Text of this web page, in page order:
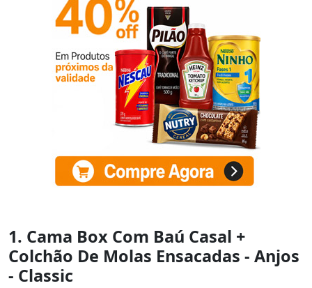
1. Cama Box Com Baú Casal +
Colchão De Molas Ensacadas - Anjos
- Classic